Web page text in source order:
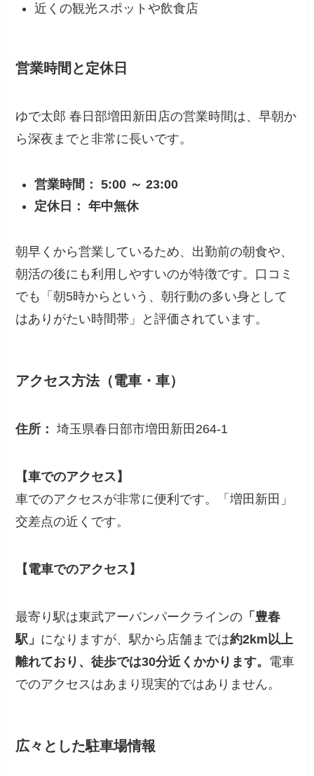
近くの観光スポットや飲食店
営業時間と定休日
ゆで太郎 春日部増田新田店の営業時間は、早朝か
ら深夜までと非常に長いです。
営業時間：
5:00 ～ 23:00
定休日：
年中無休
朝早くから営業しているため、出勤前の朝食や、
朝活の後にも利用しやすいのが特徴です。口コミ
でも「朝5時からという、朝行動の多い身として
はありがたい時間帯」と評価されています。
アクセス方法（電車・車）
住所： 埼玉県春日部市増田新田264-1
【車でのアクセス】
車でのアクセスが非常に便利です。「増田新田」
交差点の近くです。
【電車でのアクセス】
最寄り駅は東武アーバンパークラインの 「豊春
駅」 になりますが、駅から店舗までは約2km以上
離れており、徒歩では30分近くかかります。 電車
でのアクセスはあまり現実的ではありません。
広々とした駐車場情報